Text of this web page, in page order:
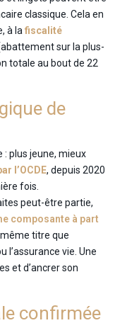
classique. Cela en
à lafiscalité
sur la plus-
totale au bout de 22
de
: plus jeune, mieux
l’OCDE, depuis 2020
fois.
peut-être partie,
composante à part
titre que
l’assurance vie. Une
et d’ancrer son
confirmée